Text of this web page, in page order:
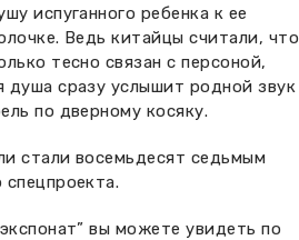
испуганного ребенка к ее
Ведь китайцы считали, что
тесно связан с персоной,
душа сразу услышит родной звук
по дверному косяку.
стали восемьдесят седьмым
вы можете увидеть по